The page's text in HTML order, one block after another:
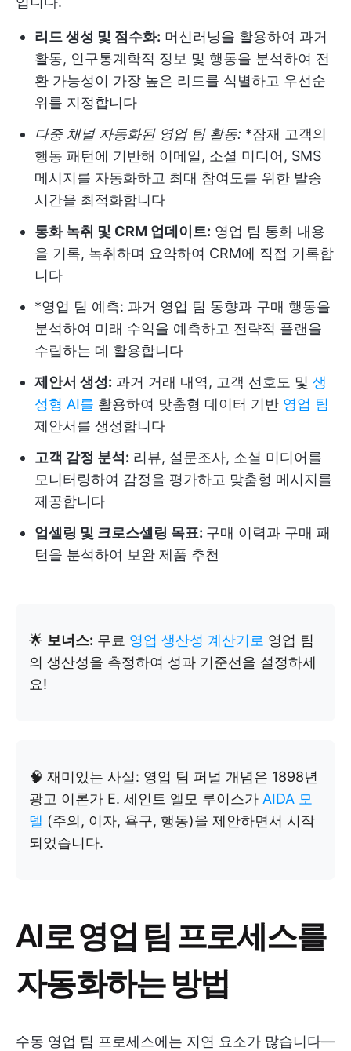
리드 생성 및 점수화: 머신러닝을 활용하여 과거
활동, 인구통계학적 정보 및 행동을 분석하여 전
환 가능성이 가장 높은 리드를 식별하고 우선순
위를 지정합니다
다중 채널 자동화된 영업 팀 활동: *잠재 고객의
행동 패턴에 기반해 이메일, 소셜 미디어, SMS
메시지를 자동화하고 최대 참여도를 위한 발송
시간을 최적화합니다
통화 녹취 및 CRM 업데이트: 영업 팀 통화 내용
을 기록, 녹취하며 요약하여 CRM에 직접 기록합
니다
*영업 팀 예측: 과거 영업 팀 동향과 구매 행동을
분석하여 미래 수익을 예측하고 전략적 플랜을
수립하는 데 활용합니다
제안서 생성: 과거 거래 내역, 고객 선호도 및 생
성형 AI를 활용하여 맞춤형 데이터 기반 영업 팀
제안서를 생성합니다
고객 감정 분석: 리뷰, 설문조사, 소셜 미디어를
모니터링하여 감정을 평가하고 맞춤형 메시지를
제공합니다
업셀링 및 크로스셀링 목표: 구매 이력과 구매 패
턴을 분석하여 보완 제품 추천
🌟 보너스: 무료 영업 생산성 계산기로 영업 팀
의 생산성을 측정하여 성과 기준선을 설정하세
요!
🧠 재미있는 사실: 영업 팀 퍼널 개념은 1898년
광고 이론가 E. 세인트 엘모 루이스가 AIDA 모
델 (주의, 이자, 욕구, 행동)을 제안하면서 시작
되었습니다.
AI로 영업 팀 프로세스를
자동화하는 방법
수동 영업 팀 프로세스에는 지연 요소가 많습니다—